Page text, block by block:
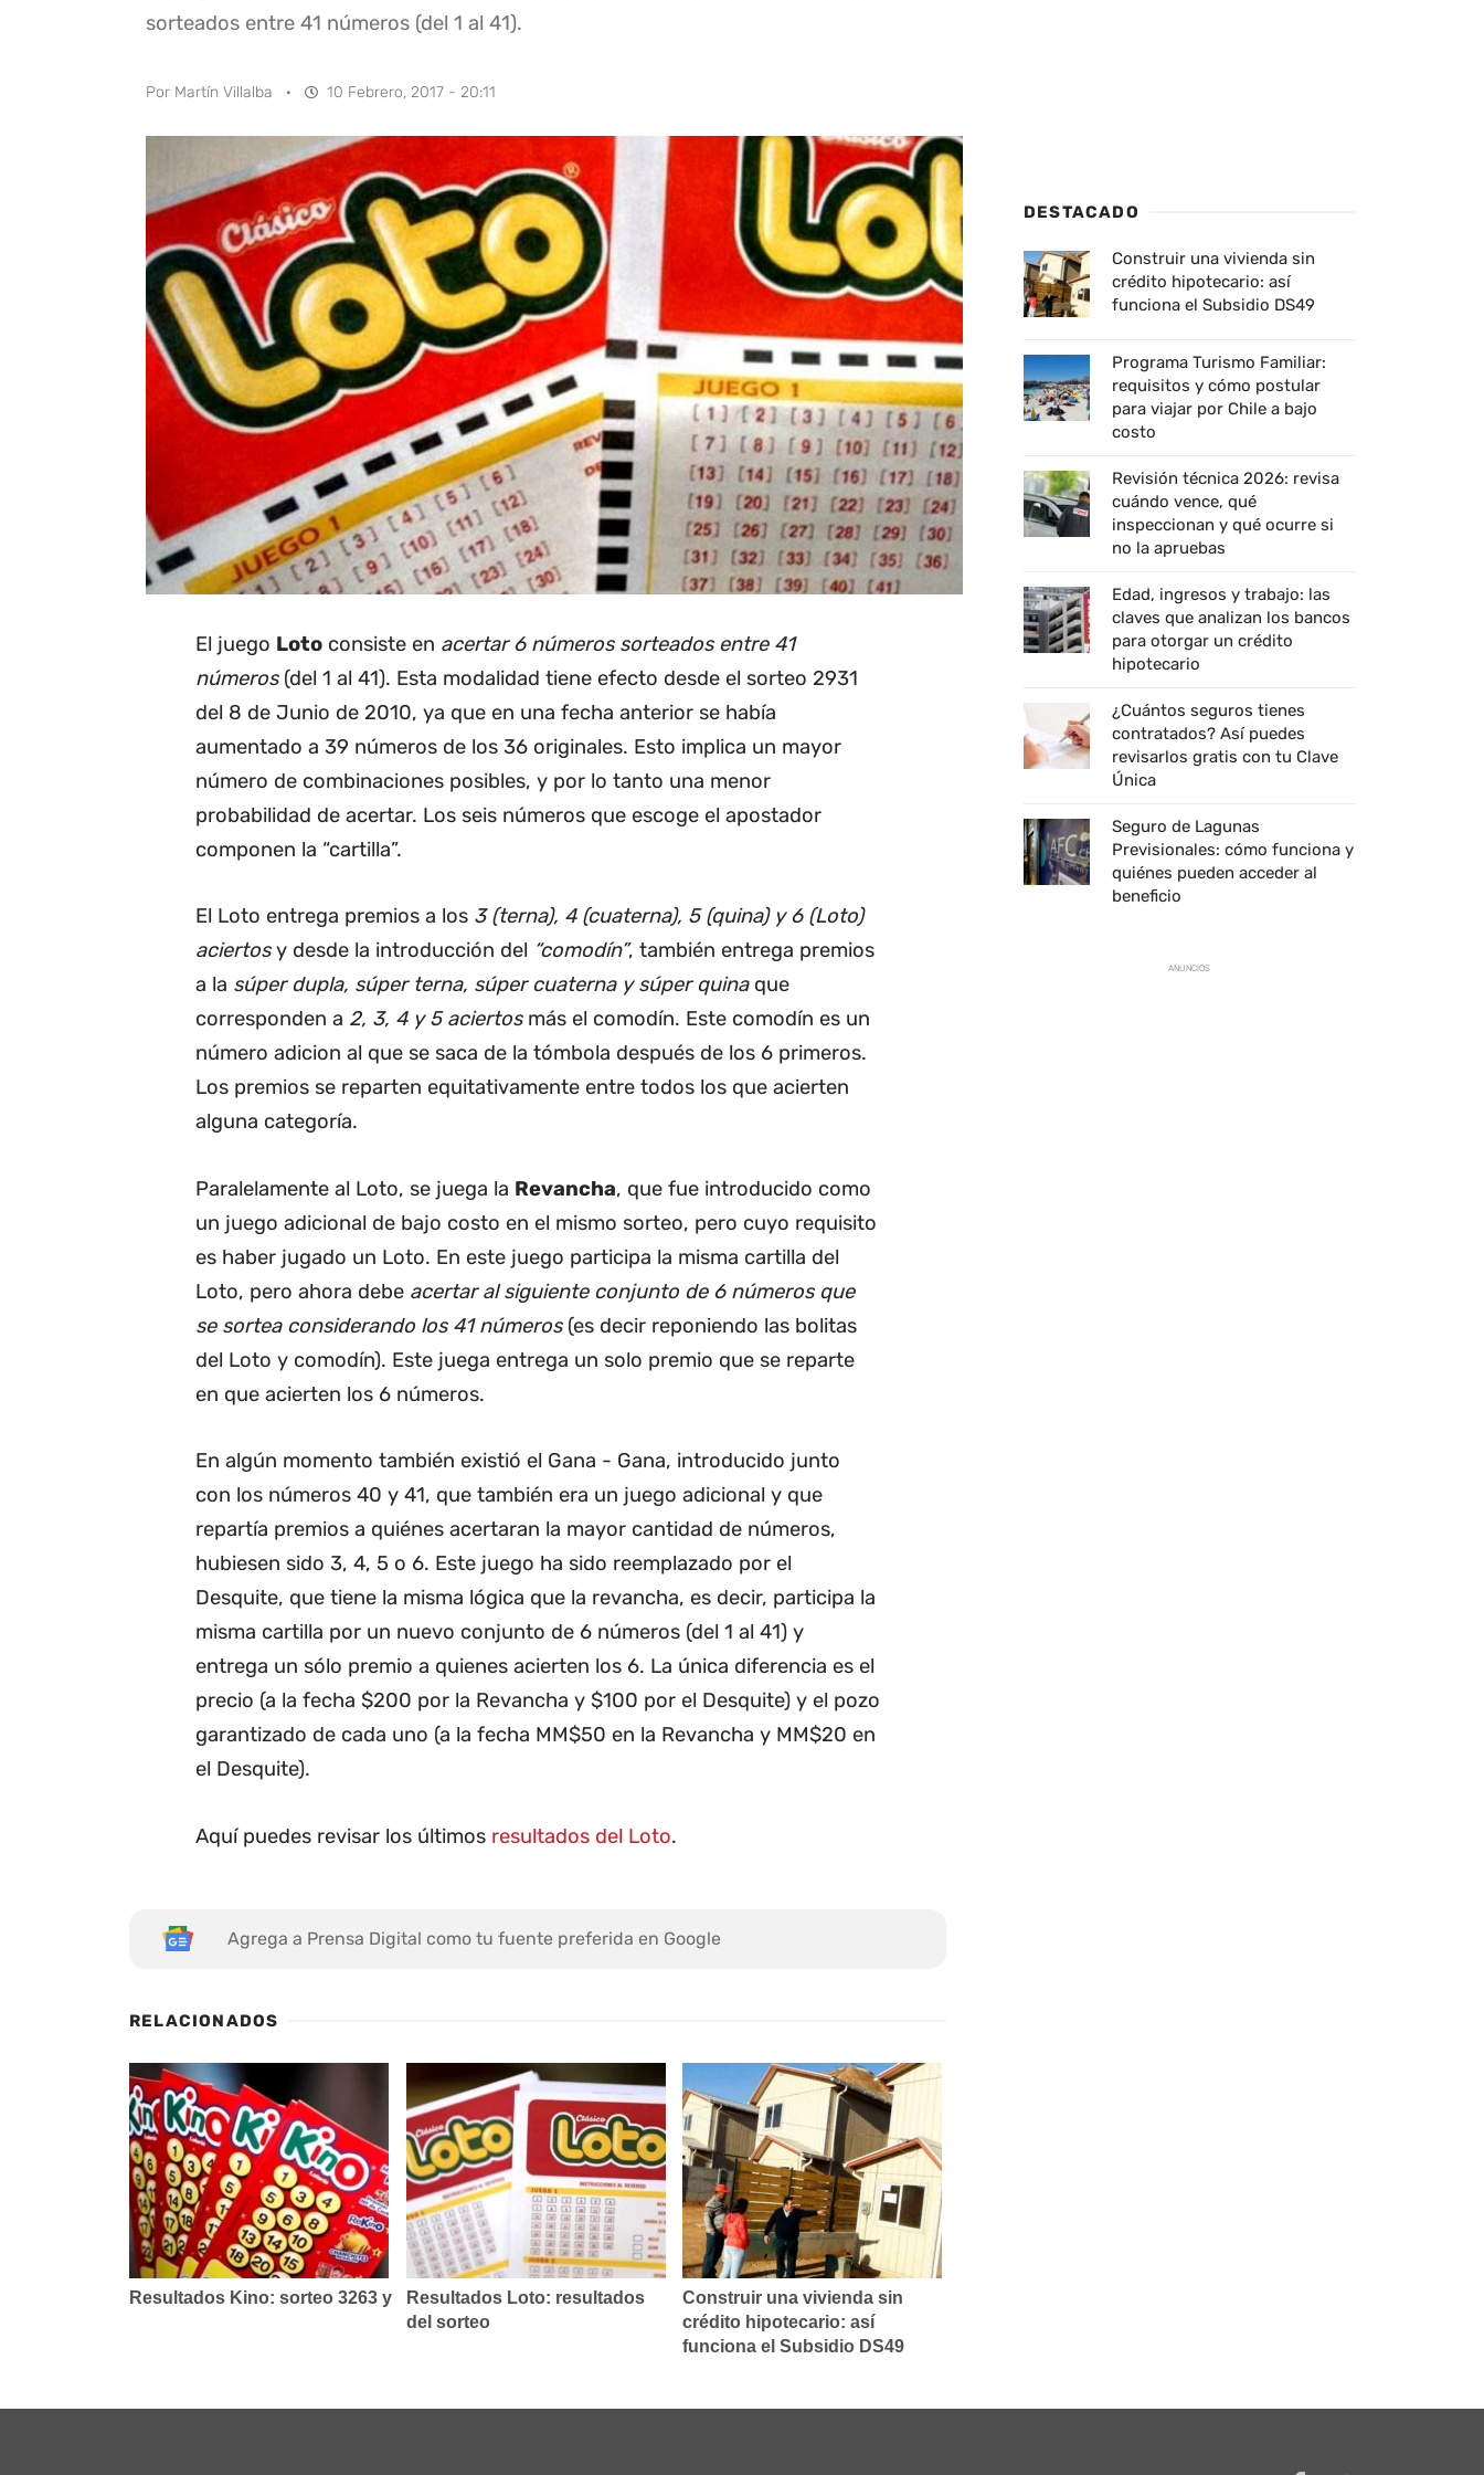
sorteados entre 41 números (del 1 al 41).
Por Martín Villalba · 10 Febrero, 2017 - 20:11
El juego Loto consiste en acertar 6 números sorteados entre 41
números(del 1 al 41). Esta modalidad tiene efecto desde el sorteo 2931
del 8 de Junio de 2010, ya que en una fecha anterior se había
aumentado a 39 números de los 36 originales. Esto implica un mayor
número de combinaciones posibles, y por lo tanto una menor
probabilidad de acertar. Los seis números que escoge el apostador
componen la “cartilla”.
El Loto entrega premios a los 3 (terna), 4 (cuaterna), 5 (quina) y 6 (Loto)
aciertosy desde la introducción del “comodín”, también entrega premios
a la súper dupla, súper terna, súper cuaterna y súper quinaque
corresponden a 2, 3, 4 y 5 aciertosmás el comodín. Este comodín es un
número adicion al que se saca de la tómbola después de los 6 primeros.
Los premios se reparten equitativamente entre todos los que acierten
alguna categoría.
Paralelamente al Loto, se juega la Revancha, que fue introducido como
un juego adicional de bajo costo en el mismo sorteo, pero cuyo requisito
es haber jugado un Loto. En este juego participa la misma cartilla del
Loto, pero ahora debe acertar al siguiente conjunto de 6 números que
se sortea considerando los 41 números(es decir reponiendo las bolitas
del Loto y comodín). Este juega entrega un solo premio que se reparte
en que acierten los 6 números.
En algún momento también existió el Gana - Gana, introducido junto
con los números 40 y 41, que también era un juego adicional y que
repartía premios a quiénes acertaran la mayor cantidad de números,
hubiesen sido 3, 4, 5 o 6. Este juego ha sido reemplazado por el
Desquite, que tiene la misma lógica que la revancha, es decir, participa la
misma cartilla por un nuevo conjunto de 6 números (del 1 al 41) y
entrega un sólo premio a quienes acierten los 6. La única diferencia es el
precio (a la fecha $200 por la Revancha y $100 por el Desquite) y el pozo
garantizado de cada uno (a la fecha MM$50 en la Revancha y MM$20 en
el Desquite).
Aquí puedes revisar los últimos resultados del Loto.
Agrega a Prensa Digital como tu fuente preferida en Google
RELACIONADOS
Resultados Kino: sorteo 3263 y
Resultados Loto: resultados
del sorteo
Construir una vivienda sin
crédito hipotecario: así
funciona el Subsidio DS49
DESTACADO
Construir una vivienda sin
crédito hipotecario: así
funciona el Subsidio DS49
Programa Turismo Familiar:
requisitos y cómo postular
para viajar por Chile a bajo
costo
Revisión técnica 2026: revisa
cuándo vence, qué
inspeccionan y qué ocurre si
no la apruebas
Edad, ingresos y trabajo: las
claves que analizan los bancos
para otorgar un crédito
hipotecario
¿Cuántos seguros tienes
contratados? Así puedes
revisarlos gratis con tu Clave
Única
Seguro de Lagunas
Previsionales: cómo funciona y
quiénes pueden acceder al
beneficio
ANUNCIOS